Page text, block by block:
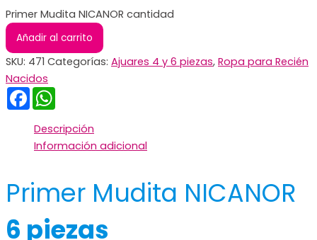
Primer Mudita NICANOR cantidad
Añadir al carrito
SKU: 471 Categorías: Ajuares 4 y 6 piezas, Ropa para Recién
Nacidos
Facebook
Descripción
Información adicional
Primer Mudita NICANOR
6 piezas